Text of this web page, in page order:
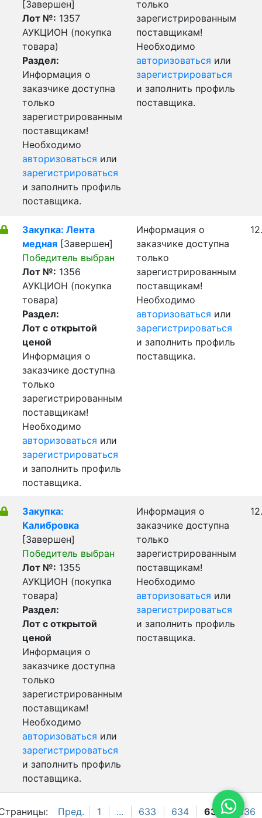
Пред. 1 ... 633 634 635 636
[Завершен]
Лот №: 1357
АУКЦИОН (покупка
товара)
Раздел:
Информация о
заказчике доступна
только
зарегистрированным
поставщикам!
Необходимо
авторизоваться или
зарегистрироваться
и заполнить профиль
поставщика.
только
зарегистрированным
поставщикам!
Необходимо
авторизоваться или
зарегистрироваться
и заполнить профиль
поставщика.
Закупка: Лента
медная [Завершен]
Победитель выбран
Лот №: 1356
АУКЦИОН (покупка
товара)
Раздел:
Лот с открытой
ценой
Информация о
заказчике доступна
только
зарегистрированным
поставщикам!
Необходимо
авторизоваться или
зарегистрироваться
и заполнить профиль
поставщика.
Информация о
заказчике доступна
только
зарегистрированным
поставщикам!
Необходимо
авторизоваться или
зарегистрироваться
и заполнить профиль
поставщика.
Закупка:
Калибровка
[Завершен]
Победитель выбран
Лот №: 1355
АУКЦИОН (покупка
товара)
Раздел:
Лот с открытой
ценой
Информация о
заказчике доступна
только
зарегистрированным
поставщикам!
Необходимо
авторизоваться или
зарегистрироваться
и заполнить профиль
поставщика.
Информация о
заказчике доступна
только
зарегистрированным
поставщикам!
Необходимо
авторизоваться или
зарегистрироваться
и заполнить профиль
поставщика.